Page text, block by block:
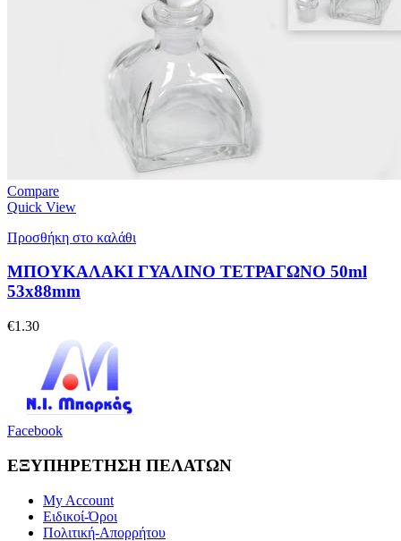
Compare
Quick View
Προσθήκη στο καλάθι
ΜΠΟΥΚΑΛΑΚΙ ΓΥΑΛΙΝΟ ΤΕΤΡΑΓΩΝΟ 50ml
53x88mm
€1.30
Facebook
ΕΞΥΠΗΡΕΤΗΣΗ ΠΕΛΑΤΩΝ
My Account
Ειδικοί-Όροι
Πολιτική-Απορρήτου